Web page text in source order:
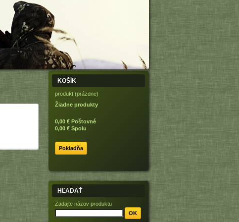
KOŠÍK
produkt (prázdne)
Žiadne produkty
0,00 € Poštovné
0,00 € Spolu
Pokladňa
HĽADAŤ
Zadajte názov produktu